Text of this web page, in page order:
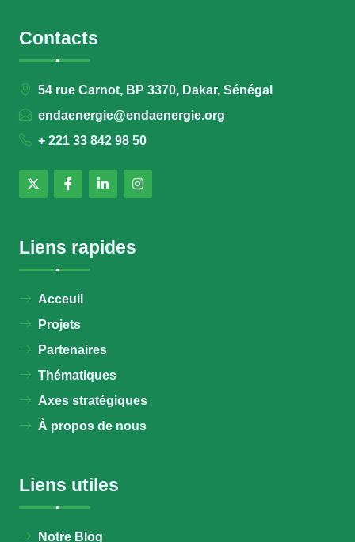
Contacts
54 rue Carnot, BP 3370, Dakar, Sénégal
endaenergie@endaenergie.org
+ 221 33 842 98 50
Liens rapides
Acceuil
Projets
Partenaires
Thématiques
Axes stratégiques
À propos de nous
Liens utiles
Notre Blog